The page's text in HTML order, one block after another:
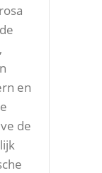
en
de